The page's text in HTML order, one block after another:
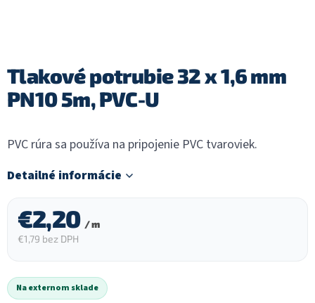
Tlakové potrubie 32 x 1,6 mm
PN10 5m, PVC-U
PVC rúra sa používa na pripojenie PVC tvaroviek.
Detailné informácie
€2,20 / m
€1,79 bez DPH
Na externom sklade